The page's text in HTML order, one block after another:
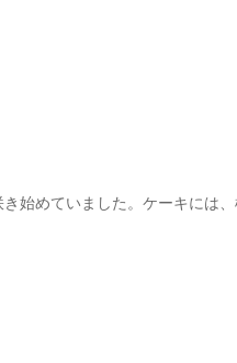
始めていました。ケーキには